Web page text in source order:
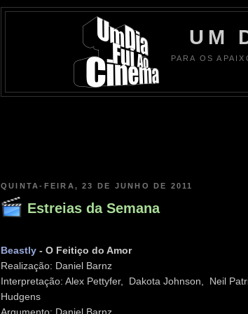
UM
PARA OS
QUINTA-FEIRA, 23 DE JUNHO DE 2011
Estreias da Semana
Beastly - O Feitiço do Amor
Realização: Daniel Barnz
Interpretação: Alex Pettyfer, Dakota Johnson, Neil
Hudgens